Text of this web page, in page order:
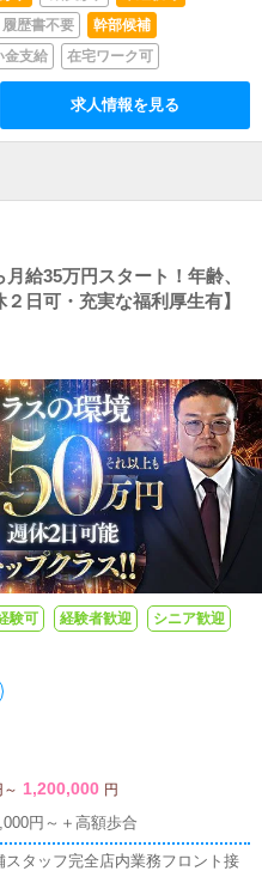
履歴書不要
幹部候補
金支給 在宅ワーク可
求人情報を見る
給35万円スタート！年齢、
日可・充実な福利厚生有】
験可 経験者歓迎
シニア歓迎
～ 1,200,000 円
円～＋高額歩合
タッフ完全店内業務フロント接